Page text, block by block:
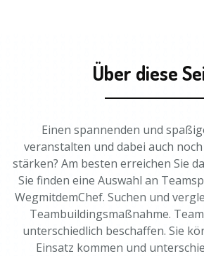
Über diese
Einen spannenden und
veranstalten und dabei auch
stärken? Am besten erreichen Sie
Sie finden eine Auswahl an
WegmitdemChef. Suchen und
Teambuildingsmaßnahme.
unterschiedlich beschaffen. Sie
Einsatz kommen und